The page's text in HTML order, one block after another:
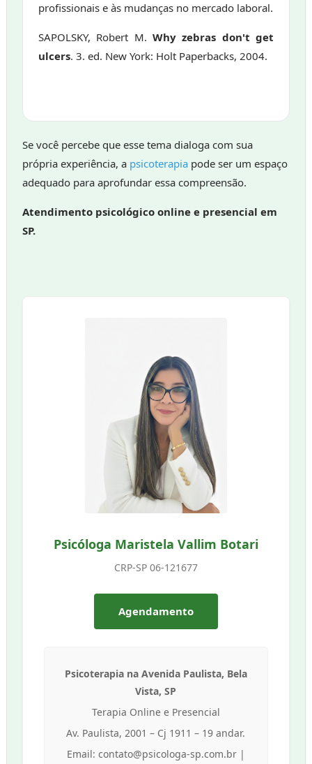
profissionais e às mudanças no mercado laboral.
SAPOLSKY, Robert M. Why zebras don't get
ulcers. 3. ed. New York: Holt Paperbacks, 2004.
Se você percebe que esse tema dialoga com sua
própria experiência, a psicoterapia pode ser um espaço
adequado para aprofundar essa compreensão.
Atendimento psicológico online e presencial em
SP.
Psicóloga Maristela Vallim Botari
CRP-SP 06-121677
Agendamento
Psicoterapia na Avenida Paulista, Bela
Vista, SP
Terapia Online e Presencial
Av. Paulista, 2001 – Cj 1911 – 19 andar.
Email: contato@psicologa-sp.com.br |